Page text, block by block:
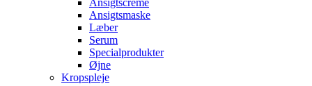
Ansigtsmaske
Læber
Serum
Specialprodukter
Øjne
Kropspleje